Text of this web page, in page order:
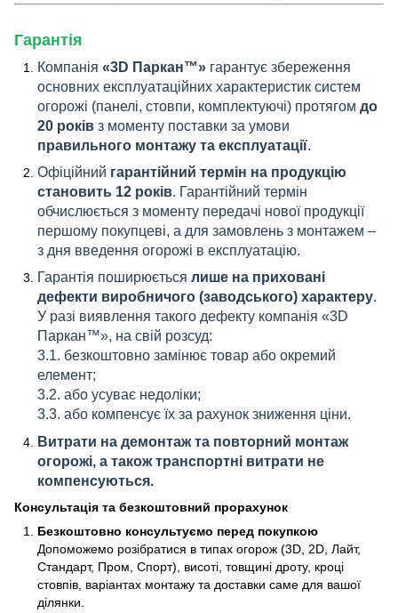
Гарантія
Компанія «3D Паркан™» гарантує збереження
основних експлуатаційних характеристик систем
огорожі (панелі, стовпи, комплектуючі) протягом до
20 років з моменту поставки за умови
правильного монтажу та експлуатації.
Офіційний гарантійний термін на продукцію
становить 12 років. Гарантійний термін
обчислюється з моменту передачі нової продукції
першому покупцеві, а для замовлень з монтажем –
з дня введення огорожі в експлуатацію.
Гарантія поширюється лише на приховані
дефекти виробничого (заводського) характеру.
У разі виявлення такого дефекту компанія «3D
Паркан™», на свій розсуд:
3.1. безкоштовно замінює товар або окремий
елемент;
3.2. або усуває недоліки;
3.3. або компенсує їх за рахунок зниження ціни.
Витрати на демонтаж та повторний монтаж
огорожі, а також транспортні витрати не
компенсуються.
Консультація та безкоштовний прорахунок
Безкоштовно консультуємо перед покупкою
Допоможемо розібратися в типах огорож (3D, 2D, Лайт,
Стандарт, Пром, Спорт), висоті, товщині дроту, кроці
стовпів, варіантах монтажу та доставки саме для вашої
ділянки.